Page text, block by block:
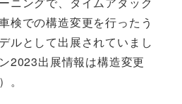
検での構造変更を行ったう
ルとして出展されていまし
2023出展情報は構造変更
。